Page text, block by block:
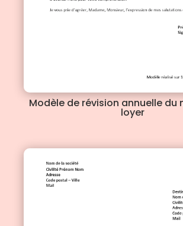
Modèle de révision annuelle du
loyer